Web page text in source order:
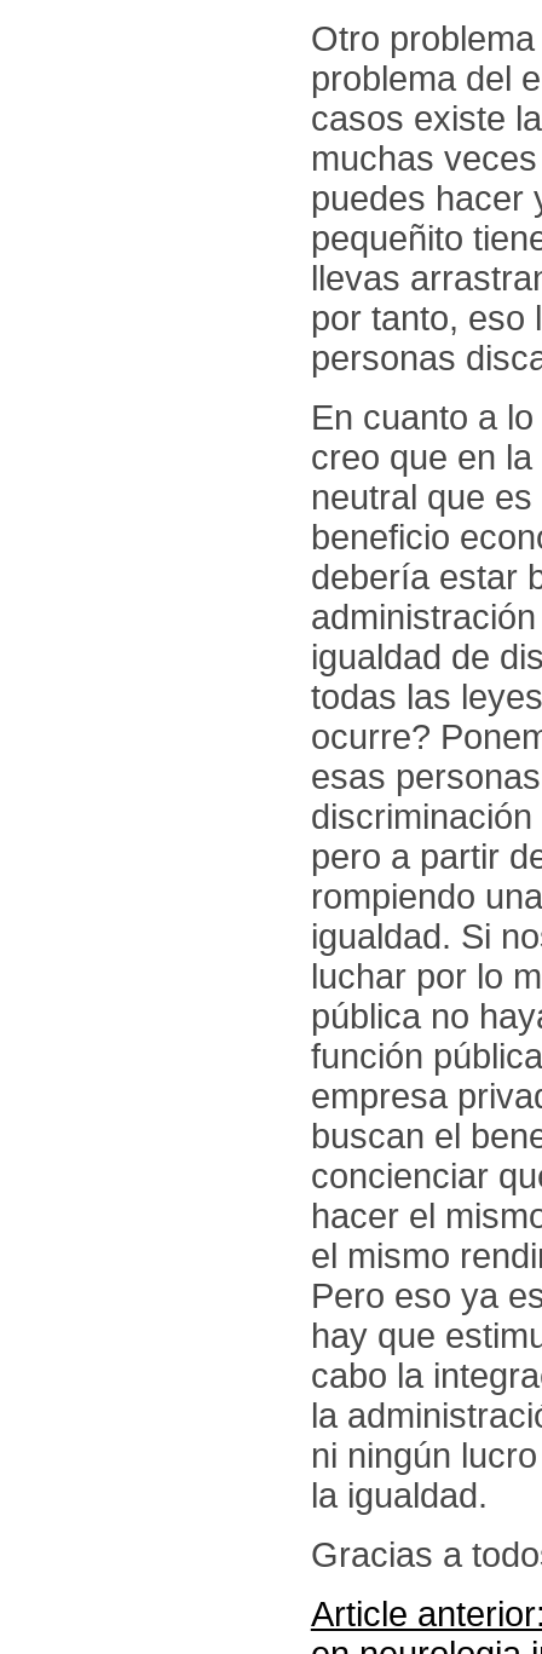
Otro
problema del
casos existe
muchas
puedes hacer
pequeñito
llevas
por tanto, eso
personas
En cuanto a
creo que en
neutral que
beneficio
debería estar
igualdad de
todas las
ocurre?
esas
pero a partir
rompiendo
igualdad. Si
luchar por lo
pública no
función
empresa
buscan el
concienciar
hacer el
el mismo
Pero eso ya
hay que
cabo la
la
ni ningún
la igualdad.
Gracias a
Article